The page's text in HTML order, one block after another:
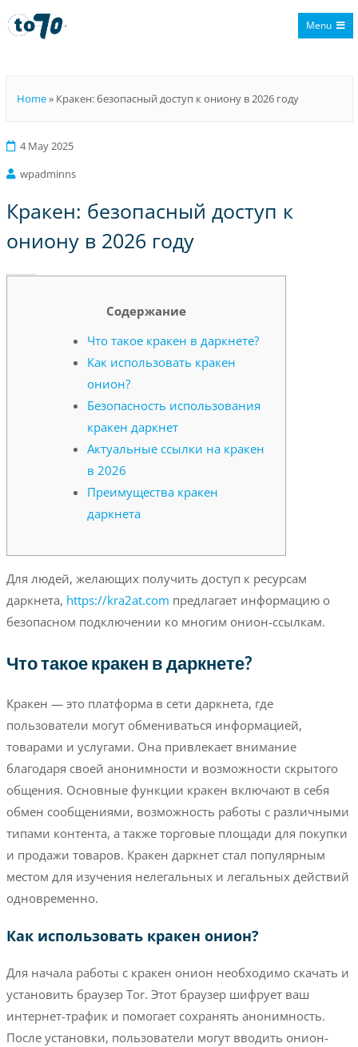
Menu
Home» Кракен: безопасный доступ к ониону в 2026 году
4 May 2025
wpadminns
Кракен: безопасный доступ к
ониону в 2026 году
Содержание
Что такое кракен в даркнете?
Как использовать кракен
онион?
Безопасность использования
кракен даркнет
Актуальные ссылки на кракен
в 2026
Преимущества кракен
даркнета
Для людей, желающих получить доступ к ресурсам
даркнета, https://kra2at.com предлагает информацию о
безопасном подключении ко многим онион-ссылкам.
Что такое кракен в даркнете?
Кракен — это платформа в сети даркнета, где
пользователи могут обмениваться информацией,
товарами и услугами. Она привлекает внимание
благодаря своей анонимности и возможности скрытого
общения. Основные функции кракен включают в себя
обмен сообщениями, возможность работы с различными
типами контента, а также торговые площади для покупки
и продажи товаров. Кракен даркнет стал популярным
местом для изучения нелегальных и легальных действий
одновременно.
Как использовать кракен онион?
Для начала работы с кракен онион необходимо скачать и
установить браузер Tor. Этот браузер шифрует ваш
интернет-трафик и помогает сохранять анонимность.
После установки, пользователи могут вводить онион-